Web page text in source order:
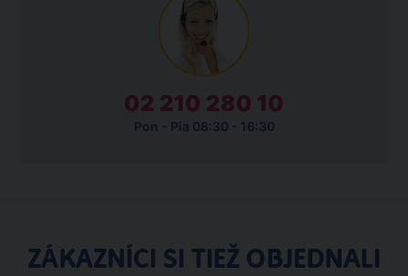
02 210 280 10
Pon - Pia 08:30 - 16:30
ZÁKAZNÍCI SI TIEŽ OBJEDNALI